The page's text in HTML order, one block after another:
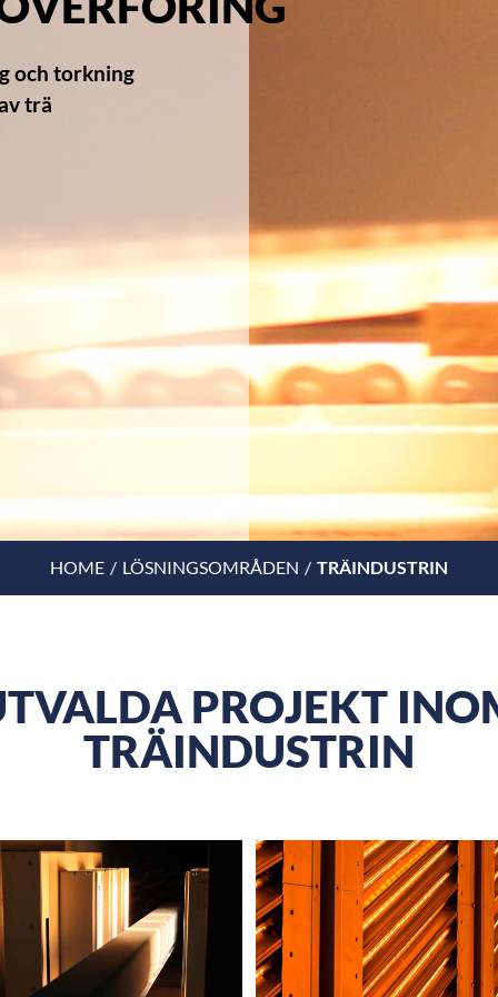
och torkning
trä
HOME LÖSNINGSOMRÅDEN TRÄINDUSTRIN
PROJEKT
TRÄINDUSTRIN